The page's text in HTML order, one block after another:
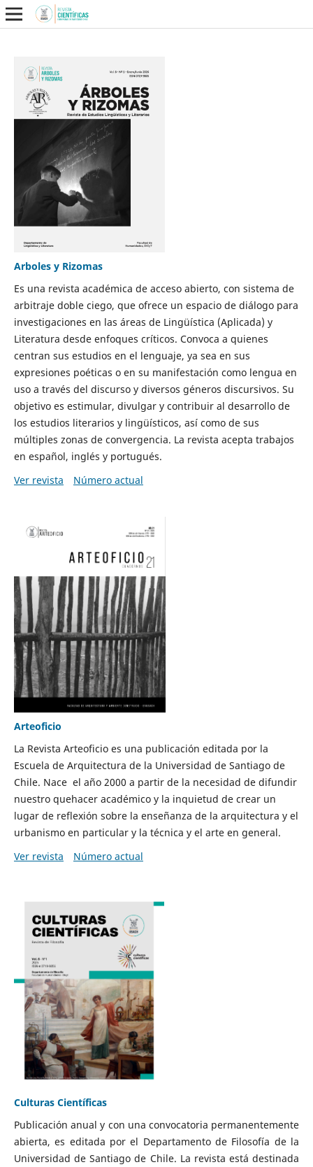
Arboles y Rizomas
Es una revista académica de acceso abierto, con sistema de
arbitraje doble ciego, que ofrece un espacio de diálogo para
investigaciones en las áreas de Lingüística (Aplicada) y
Literatura desde enfoques críticos. Convoca a quienes
centran sus estudios en el lenguaje, ya sea en sus
expresiones poéticas o en su manifestación como lengua en
uso a través del discurso y diversos géneros discursivos. Su
objetivo es estimular, divulgar y contribuir al desarrollo de
los estudios literarios y lingüísticos, así como de sus
múltiples zonas de convergencia. La revista acepta trabajos
en español, inglés y portugués.
Ver revista
Número actual
Arteoficio
La Revista Arteoficio es una publicación editada por la
Escuela de Arquitectura de la Universidad de Santiago de
Chile. Nace el año 2000 a partir de la necesidad de difundir
nuestro quehacer académico y la inquietud de crear un
lugar de reflexión sobre la enseñanza de la arquitectura y el
urbanismo en particular y la técnica y el arte en general.
Ver revista
Número actual
Culturas Científicas
Publicación anual y con una convocatoria permanentemente
abierta, es editada por el Departamento de Filosofía de la
Universidad de Santiago de Chile. La revista está destinada